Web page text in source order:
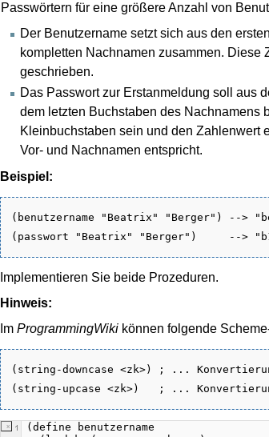
Passwörtern für eine größere Anzahl von
Der Benutzername setzt sich aus den
kompletten Nachnamen zusammen.
geschrieben.
Das Passwort zur Erstanmeldung soll aus
dem letzten Buchstaben des Nachnamens
Kleinbuchstaben sein und den Zahlenwert
Vor- und Nachnamen entspricht.
Beispiel:
(benutzername "Beatrix" "Berger") -->
Implementieren Sie beide Prozeduren.
Hinweis:
ImProgrammingWiki können folgende
(string-downcase <zk>) ; ...